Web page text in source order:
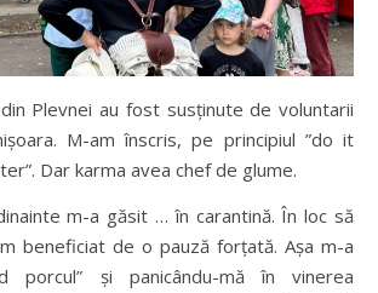
Plevnei au fost susținute de voluntarii
M-am înscris, pe principiul ”do it
Dar karma avea chef de glume.
m-a găsit … în carantină. În loc să
beneficiat de o pauză forțată. Așa m-a
porcul” și panicându-mă în vinerea